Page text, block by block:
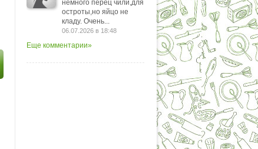
немного перец чили,для
остроты,но яйцо не
кладу. Очень...
06.07.2026 в 18:48
Еще комментарии»